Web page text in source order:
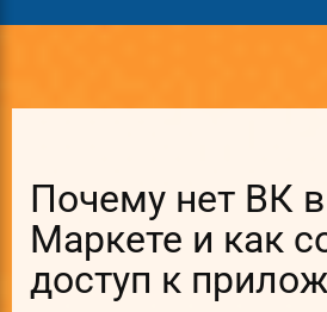
Почему нет ВК
Маркете и как
доступ к